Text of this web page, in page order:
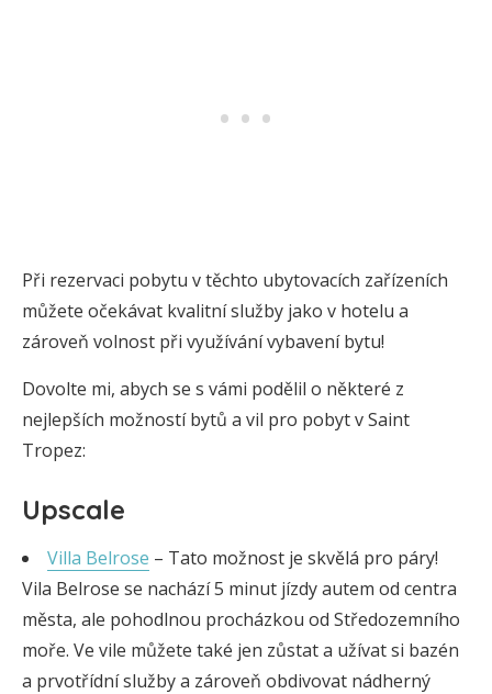
Při rezervaci pobytu v těchto ubytovacích zařízeních
můžete očekávat kvalitní služby jako v hotelu a
zároveň volnost při využívání vybavení bytu!
Dovolte mi, abych se s vámi podělil o některé z
nejlepších možností bytů a vil pro pobyt v Saint
Tropez:
Upscale
Villa Belrose – Tato možnost je skvělá pro páry!
Vila Belrose se nachází 5 minut jízdy autem od centra
města, ale pohodlnou procházkou od Středozemního
moře. Ve vile můžete také jen zůstat a užívat si bazén
a prvotřídní služby a zároveň obdivovat nádherný